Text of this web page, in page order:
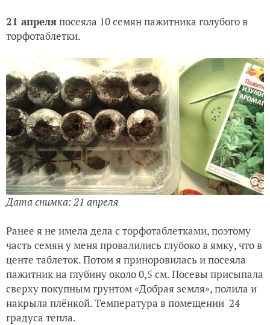
21 апреляпосеяла 10 семян пажитника голубого в
торфотаблетки.
Дата снимка: 21 апреля
Ранее я не имела дела с торфотаблетками, поэтому
часть семян у меня провалились глубоко в ямку, что в
центе таблеток. Потом я приноровилась и посеяла
пажитник на глубину около 0,5 см. Посевы присыпала
сверху покупным грунтом «Добрая земля», полила и
накрыла плёнкой. Температура в помещении 24
градуса тепла.